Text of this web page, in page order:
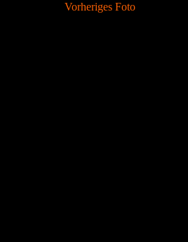
Vorheriges Foto